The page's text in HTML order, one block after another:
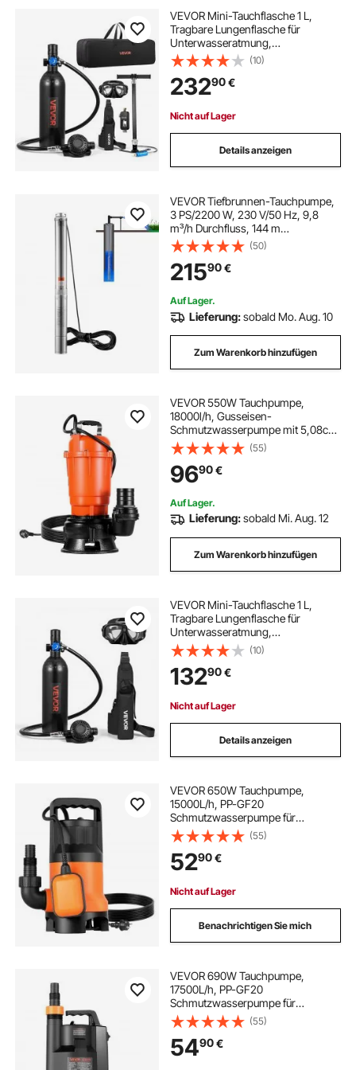
VEVOR Mini-Tauchflasche 1 L,
Tragbare Lungenflasche für
Unterwasseratmung,
Wiederverwendbare
Sauerstoffflasche für bis zu 20
Minuten Tauchzeit,
Tauchausrüstung mit Adapter &
Schnorchelbrille
(10)
23290€
Nicht auf Lager
Details anzeigen
VEVOR Tiefbrunnen-Tauchpumpe,
3 PS/2200 W, 230 V/50 Hz, 9,8
m³/h Durchfluss, 144 m
Förderhöhe, mit 9,1 m Stromkabel,
Edelstahl-Wasserpumpen für
Industrie, Bewässerung und
Heimgebrauch, IP68-
Wasserschutzklasse
(50)
21590€
Auf Lager.
Lieferung:sobald Mo. Aug. 10
Zum Warenkorb hinzufügen
VEVOR 550W Tauchpumpe,
18000l/h, Gusseisen-
Schmutzwasserpumpe mit 5,08cm
Auslass, 10m max. Förderhöhe,
zum Abpumpen von
Schmutzwasser, für Pools, Gärten,
Teiche, Keller & überflutete Bereiche
(55)
9690€
Auf Lager.
Lieferung:sobald Mi. Aug. 12
Zum Warenkorb hinzufügen
VEVOR Mini-Tauchflasche 1 L,
Tragbare Lungenflasche für
Unterwasseratmung,
Wiederverwendbare
Sauerstoffflasche für bis zu 20
Minuten Tauchzeit,
Tauchausrüstung mit Rucksack &
Schnorchelbrille
(10)
13290€
Nicht auf Lager
Details anzeigen
VEVOR 650W Tauchpumpe,
15000L/h, PP-GF20
Schmutzwasserpumpe für
Abwasser, Schmutzwasser &
sauberes Wasser mit
automatischem
Schwimmerschalter, 8m
Förderhöhe, für Pools Teiche
überflutete Bereiche
(55)
5290€
Nicht auf Lager
Benachrichtigen Sie mich
VEVOR 690W Tauchpumpe,
17500L/h, PP-GF20
Schmutzwasserpumpe für
Abwasser, Schmutzwasser &
sauberes Wasser mit
automatischem
Schwimmerschalter, 9m
(55)
5490€